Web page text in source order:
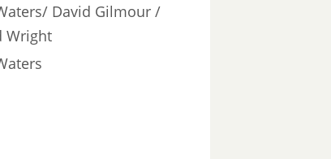
David Gilmour /
Wright